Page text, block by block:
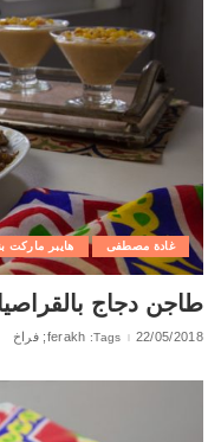
غادة مصطفى هايبر ماركت
طاجن دجاج
22/05/2018
Tags: ferakh; فراخ